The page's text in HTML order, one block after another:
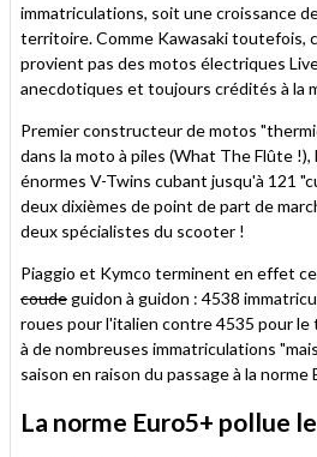
immatriculations, soit une croissance
territoire. Comme Kawasaki toutefois,
provient pas des motos électriques
anecdotiques et toujours crédités à la
Premier constructeur de motos
dans la moto à piles (What The Flûte !),
énormes V-Twins cubant jusqu'à 121
deux dixièmes de point de part de
deux spécialistes du scooter !
Piaggio et Kymco terminent en effet
coudeguidon à guidon : 4538
roues pour l'italien contre 4535 pour le
à de nombreuses immatriculations
saison en raison du passage à la
La norme Euro5+ pollue